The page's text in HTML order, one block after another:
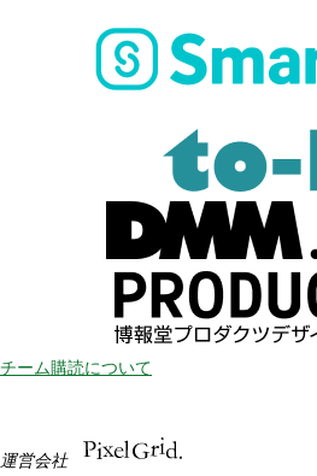
チーム購読について
運営会社